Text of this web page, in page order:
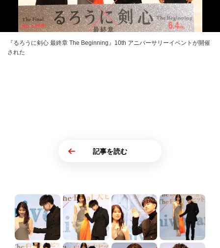
『るろうに剣心 最終章 The Beginning』10th アニバーサリーイベントが開催
された
記事を読む